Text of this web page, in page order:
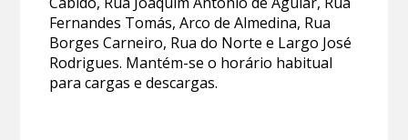
Fernandes Tomás, Arco de Almedina, Rua
Borges Carneiro, Rua do Norte e Largo José
Rodrigues. Mantém-se o horário habitual
para cargas e descargas.